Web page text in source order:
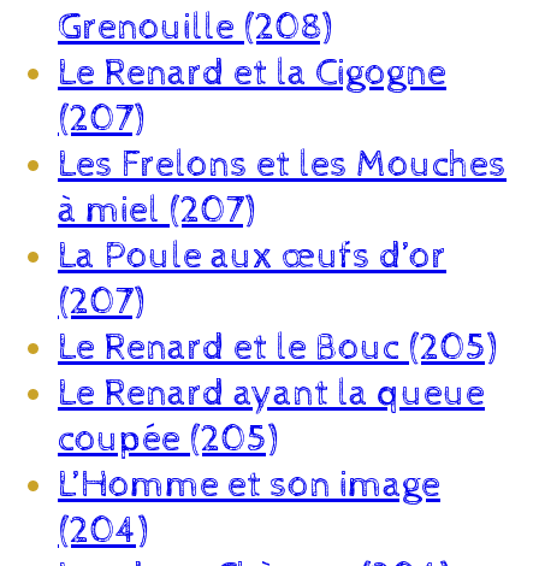
Grenouille (208)
Le Renard et la Cigogne
(207)
Les Frelons et les Mouches
à miel (207)
La Poule aux œufs d’or
(207)
Le Renard et le Bouc (205)
Le Renard ayant la queue
coupée (205)
L’Homme et son image
(204)